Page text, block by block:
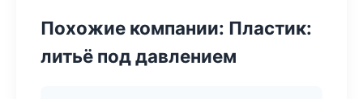
Похожие компании: Пластик:
литьё под давлением